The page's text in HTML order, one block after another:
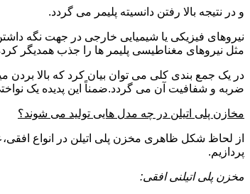
و در نتیجه بالا رفتن دانسیته پلیمر می گردد.
نیروهای فیزیکی یا شیمیایی خارجی در جهت نگه
مثل نیروهای مغناطیسی پلیمر ها را جذب همدیگر
در یک جمع بندی کلی می توان بیان کرد که بالا
ضربه و شفافیت آن می گردد.ضمناً این پدیده یک
مخازن پلی اتیلن در چه مدل هایی تولید می شوند؟
از لحاظ شکل ظاهری مخزن پلی اتیلن در انواع
پردازیم.
مخزن پلی اتیلنی افقی: